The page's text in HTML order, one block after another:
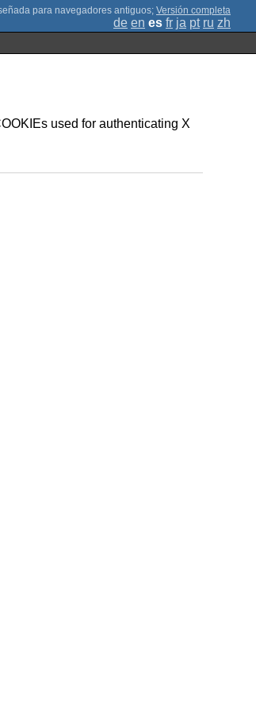
; Versión completa
de en es fr ja pt ru zh
used for authenticating X